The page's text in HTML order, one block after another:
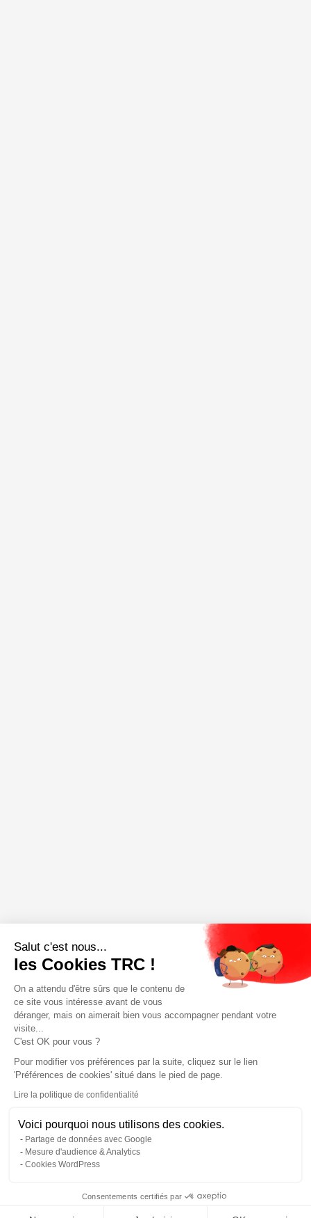
Salut c'est nous...
les Cookies TRC !
On a attendu d'être sûrs que le contenu de
ce site vous intéresse avant de vous
déranger, mais on aimerait bien vous accompagner pendant votre
visite...
C'est OK pour vous ?
Pour modifier vos préférences par la suite, cliquez sur le lien
'Préférences de cookies' situé dans le pied de page.
Lire la politique de confidentialité
Voici pourquoi nous utilisons des cookies.
Partage de données avec Google
Mesure d'audience & Analytics
Cookies WordPress
Consentements certifiés par